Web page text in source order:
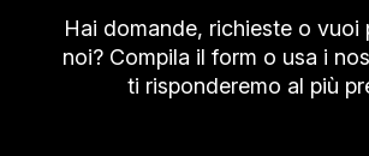
Hai domande, richieste o vuoi
noi? Compila il form o usa i
ti risponderemo al più